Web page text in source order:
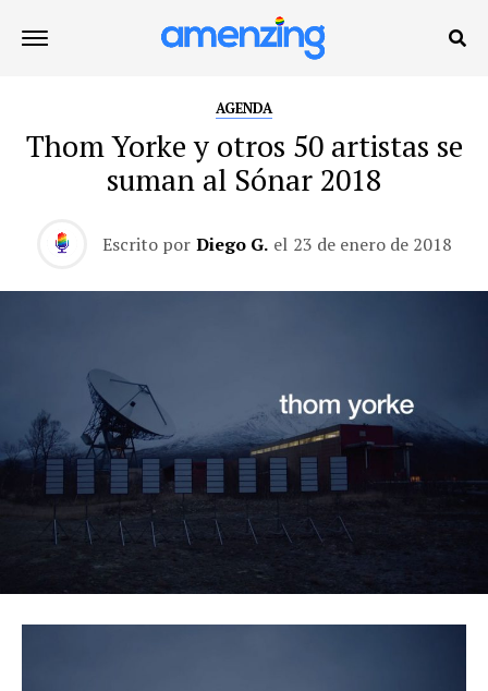
AGENDA
Thom Yorke y otros 50 artistas se
suman al Sónar 2018
Escrito por Diego G. el 23 de enero de 2018